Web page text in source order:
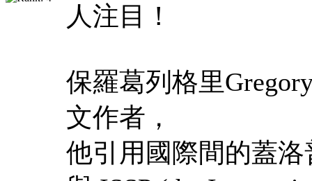
人注目！
保羅葛列格里
文作者，
他引用國際間的蓋洛